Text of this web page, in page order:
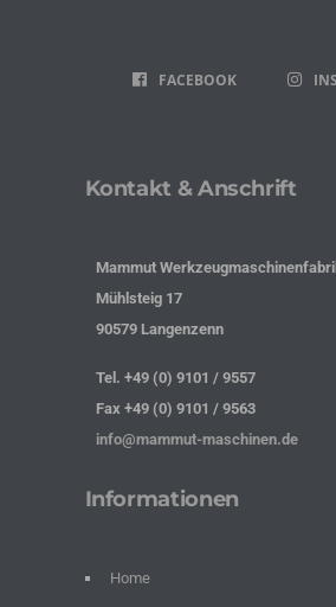
FACEBOOK
Kontakt & Anschrift
Mammut
Mühlsteig 17
90579 Langenzenn
Tel. +49 (0) 9101 / 9557
Fax +49 (0) 9101 / 9563
info@mammut-maschinen.de
Informationen
Home